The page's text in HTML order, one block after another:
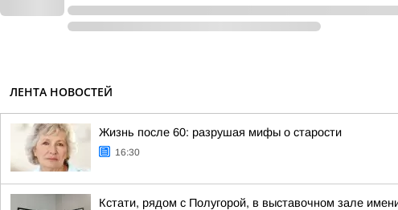
ЛЕНТА НОВОСТЕЙ
Жизнь после 60: разрушая мифы о старости
16:30
Кстати, рядом с Полугорой, в выставочном зале